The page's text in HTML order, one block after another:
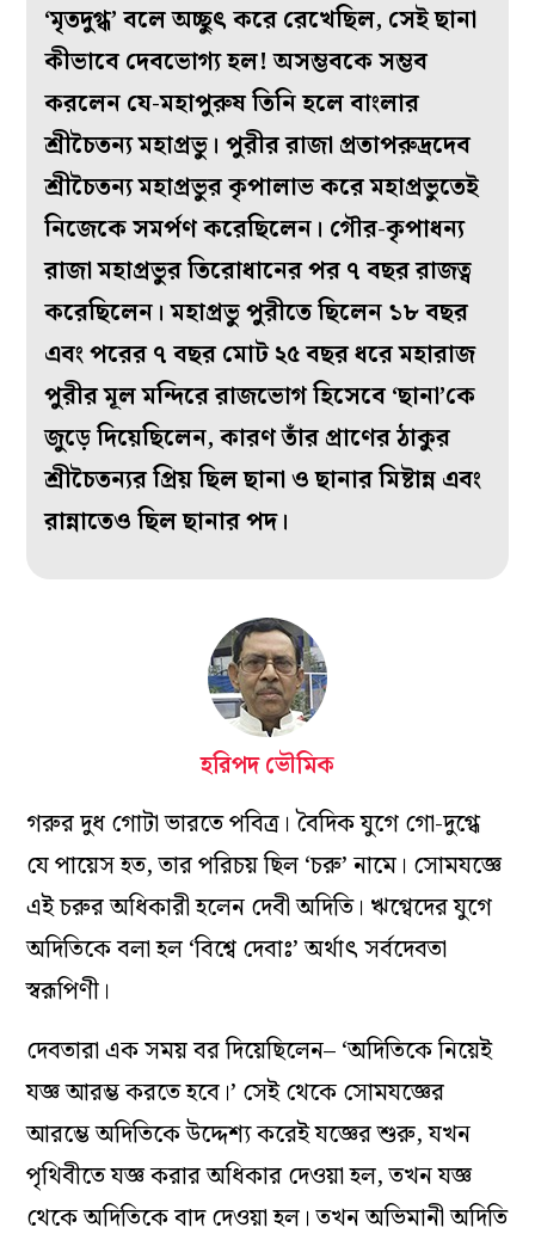
‘মৃতদুগ্ধ’ বলে অচ্ছুৎ করে রেখেছিল, সেই ছানা
কীভাবে দেবভোগ‌্য হল! অসম্ভবকে সম্ভব
করলেন যে-মহাপুরুষ তিনি হলে বাংলার
শ্রীচৈত‌ন‌্য মহাপ্রভু। পুরীর রাজা প্রতাপরুদ্রদেব
শ্রীচৈতন‌্য মহাপ্রভুর কৃপালাভ করে মহাপ্রভুতেই
নিজেকে সমর্পণ করেছিলেন। গৌর-কৃপাধন‌্য
রাজা মহাপ্রভুর তিরোধানের পর ৭ বছর রাজত্ব
করেছিলেন। মহাপ্রভু পুরীতে ছিলেন ১৮ বছর
এবং পরের ৭ বছর মোট ২৫ বছর ধরে মহারাজ
পুরীর মূল মন্দিরে রাজভোগ হিসেবে ‘ছানা’কে
জুড়ে দিয়েছিলেন, কারণ তাঁর প্রাণের ঠাকুর
শ্রীচৈতন‌্যর প্রিয় ছিল ছানা ও ছানার মিষ্টান্ন এবং
রান্নাতেও ছিল ছানার পদ।
হরিপদ ভৌমিক
গরুর দুধ গোটা ভারতে পবিত্র। বৈদিক যুগে গো-দুগ্ধে
যে পায়েস হত, তার পরিচয় ছিল ‘চরু’ নামে। সোমযজ্ঞে
এই চরুর অধিকারী হলেন দেবী অদিতি। ঋগ্বেদের যুগে
অদিতিকে বলা হল ‘বিশ্বে দেবাঃ’ অর্থাৎ সর্বদেবতা
স্বরূপিণী।
দেবতারা এক সময় বর দিয়েছিলেন– ‘অদিতিকে নিয়েই
যজ্ঞ আরম্ভ করতে হবে।’ সেই থেকে সোমযজ্ঞের
আরম্ভে অদিতিকে উদ্দেশ‌্য করেই যজ্ঞের শুরু, যখন
পৃথিবীতে যজ্ঞ করার অধিকার দেওয়া হল, তখন যজ্ঞ
থেকে অদিতিকে বাদ দেওয়া হল। তখন অভিমানী অদিতি